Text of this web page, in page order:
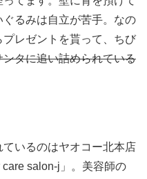
るみは自立が苦手。なの
レゼントを貰って、ちび
ンタに追い詰められている
いるのはヤオコー北本店
salon-j」。美容師の